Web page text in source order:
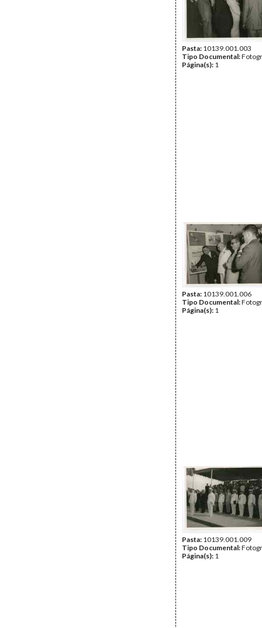
Pasta: 10139.001.003
Tipo Documental:
Página(s): 1
Pasta: 10139.001.006
Tipo Documental:
Página(s): 1
Pasta: 10139.001.009
Tipo Documental:
Página(s): 1